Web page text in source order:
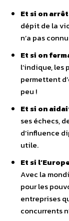
Et si on
dépit de la
n’a pas
Et si on
l’indique, les
permettent
peu !
Et si on
ses échecs,
d’influence
utile.
Et si
Avec la
pour les
entreprises
concurrents